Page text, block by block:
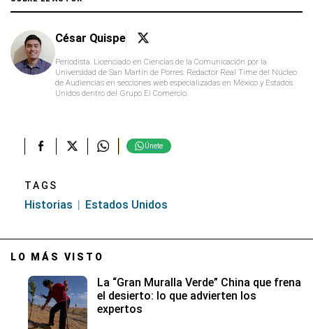
César Quispe
Periodista. Licenciado en Ciencias de la Comunicación por la
Universidad de San Martín de Porres. Redactor Real Time del Núcleo
de Audiencias en secciones web especializadas en México y Estados
Unidos dentro del Grupo El Comercio.
Únete
TAGS
Historias Estados Unidos
LO MÁS VISTO
La “Gran Muralla Verde” China que frena
el desierto: lo que advierten los
expertos